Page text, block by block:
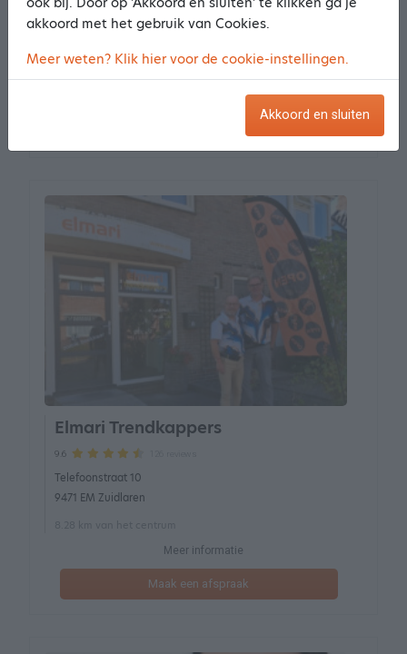
Spoorstraat 44
7.07 km van het centrum
Elmari Trendkappers
9.6
Telefoonstraat 10
9471 EM Zuidlaren
Meer informatie
Maak een afspraak
akkoord met het gebruik van Cookies.
Meer weten? Klik hier voor de cookie-instellingen.
Akkoord en sluiten